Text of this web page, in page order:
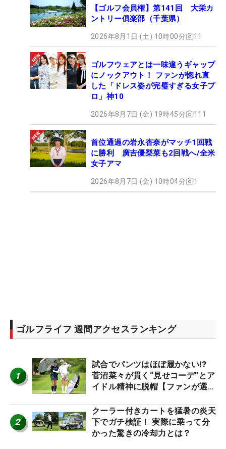
【ゴルフ会員権】第141回 大栄カ
ントリー俱楽部（千葉県）
2026年8月1日 (土) 10時00分 11
ゴルフウェアとは一味違うギャップ
にノックアウト！ ファンが惚れ直
した「ドレス姿が完璧すぎる女子プ
ロ」神10
2026年8月7日 (金) 19時45分 111
首位通過の岩永杏奈がマッチ1回戦
に勝利 廣吉優梨菜も2回戦へ/全米
女子アマ
2026年8月7日 (金) 10時04分 1
ゴルフライフ 週間アクセスランキング
1
試合でパンツはほぼ履かない⁉
菅沼菜々が貫く“見せコーデ”とア
イドル精神に脱帽【ファンが選ぶ
2
クーラー付きカートを猛暑の炎天
下でガチ検証！ 実際に乗って分
かった驚きの冷却力とは？